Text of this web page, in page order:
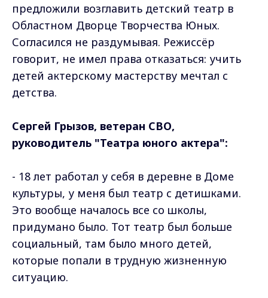
предложили возглавить детский театр в
Областном Дворце Творчества Юных.
Согласился не раздумывая. Режиссёр
говорит, не имел права отказаться: учить
детей актерскому мастерству мечтал с
детства.
Сергей Грызов, ветеран СВО,
руководитель "Театра юного актера":
- 18 лет работал у себя в деревне в Доме
культуры, у меня был театр с детишками.
Это вообще началось все со школы,
придумано было. Тот театр был больше
социальный, там было много детей,
которые попали в трудную жизненную
ситуацию.